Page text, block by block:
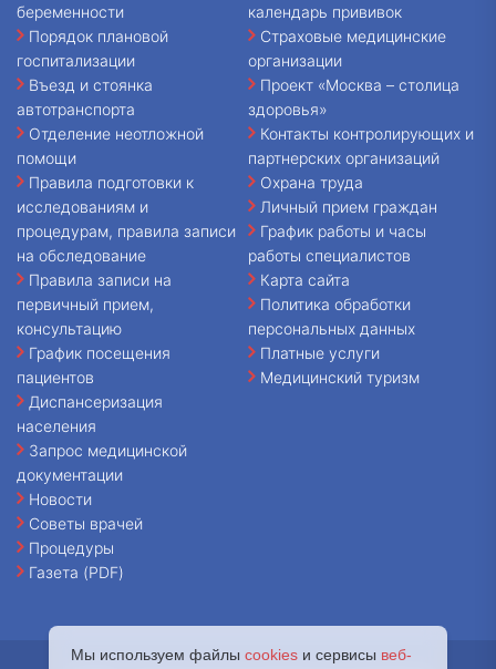
беременности
Порядок плановой
госпитализации
Въезд и стоянка
автотранспорта
Отделение неотложной
помощи
Правила подготовки к
исследованиям и
процедурам, правила записи
на обследование
Правила записи на
первичный прием,
консультацию
График посещения
пациентов
Диспансеризация
населения
Запрос медицинской
документации
Новости
Советы врачей
Процедуры
Газета (PDF)
календарь прививок
Страховые медицинские
организации
Проект «Москва – столица
здоровья»
Контакты контролирующих и
партнерских организаций
Охрана труда
Личный прием граждан
График работы и часы
работы специалистов
Карта сайта
Политика обработки
персональных данных
Платные услуги
Медицинский туризм
Мы используем файлы cookies и сервисы веб-